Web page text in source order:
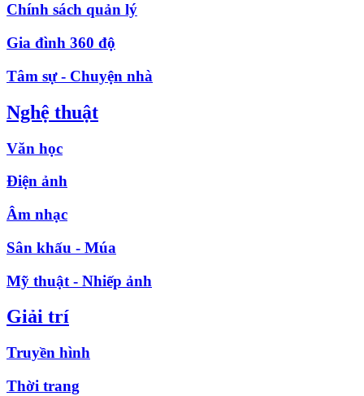
Chính sách quản lý
Gia đình 360 độ
Tâm sự - Chuyện nhà
Nghệ thuật
Văn học
Điện ảnh
Âm nhạc
Sân khấu - Múa
Mỹ thuật - Nhiếp ảnh
Giải trí
Truyền hình
Thời trang